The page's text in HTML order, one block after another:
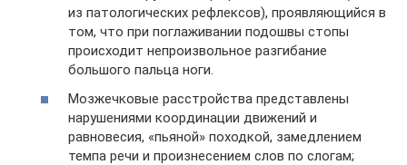
из патологических рефлексов), проявляющийся в
том, что при поглаживании подошвы стопы
происходит непроизвольное разгибание
большого пальца ноги.
Мозжечковые расстройства представлены
нарушениями координации движений и
равновесия, «пьяной» походкой, замедлением
темпа речи и произнесением слов по слогам;